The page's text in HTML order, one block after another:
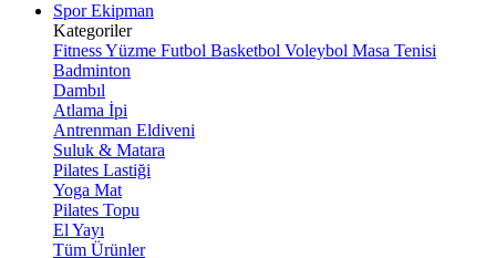
Spor Ekipman
Kategoriler
FitnessYüzme Futbol Basketbol Voleybol Masa Tenisi
Badminton
Dambıl
Atlama İpi
Antrenman Eldiveni
Suluk & Matara
Pilates Lastiği
Yoga Mat
Pilates Topu
El Yayı
Tüm Ürünler